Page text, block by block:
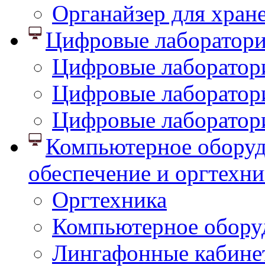
Органайзер для
Цифровые
Цифровые
Цифровые
Цифровые
Компьютерное
обеспечение и
Оргтехника
Компьютерное
Лингафонные